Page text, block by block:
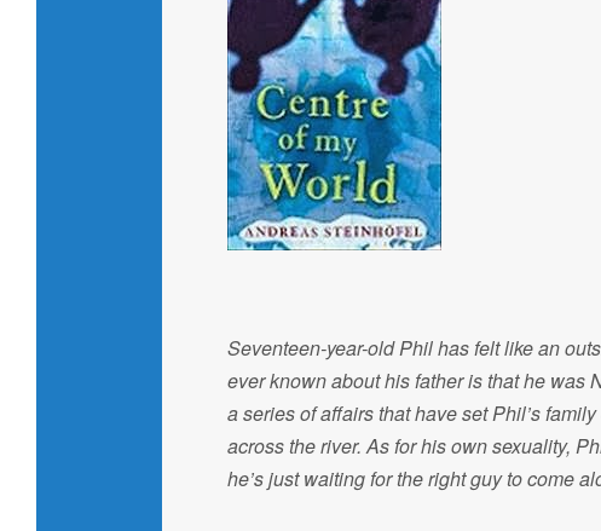
Seventeen-year-old Phil has felt like an
ever known about his father is that he was
a series of affairs that have set Phil’s
across the river. As for his own sexuality,
he’s just waiting for the right guy to come